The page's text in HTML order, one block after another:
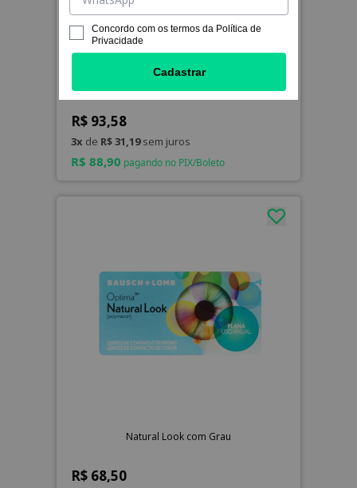
R$ 93,58
3x de R$ 31,19sem juros
R$ 88,90 pagando no PIX/Boleto
Natural Look com Grau
R$ 68,50
Concordo com os termos da Política de
Privacidade
Cadastrar